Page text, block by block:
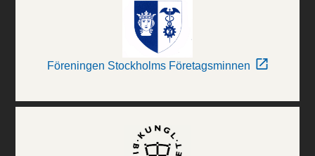
Föreningen Stockholms Företagsminnen